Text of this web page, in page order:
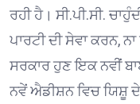
ਰਹੀ ਹੈ। ਸੀ.ਪੀ.ਸੀ.
ਪਾਰਟੀ ਦੀ ਸੇਵਾ ਕਰਨ,
ਸਰਕਾਰ ਹੁਣ ਇਕ ਨਵੀਂ
ਨਵੇਂ ਐਡੀਸ਼ਨ ਵਿਚ ਯਿਸ਼ੂ